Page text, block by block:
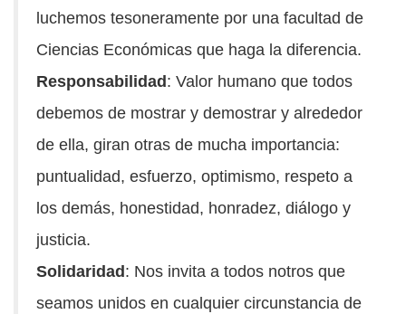
luchemos tesoneramente por una facultad de
Ciencias Económicas que haga la diferencia.
Responsabilidad : Valor humano que todos
debemos de mostrar y demostrar y alrededor
de ella, giran otras de mucha importancia:
puntualidad, esfuerzo, optimismo, respeto a
los demás, honestidad, honradez, diálogo y
justicia.
Solidaridad : Nos invita a todos notros que
seamos unidos en cualquier circunstancia de